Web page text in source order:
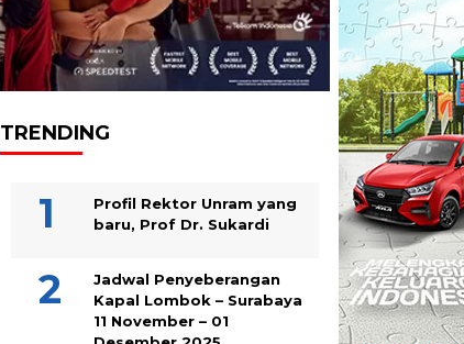
TRENDING
Profil Rektor Unram yang
baru, Prof Dr. Sukardi
Jadwal Penyeberangan
Kapal Lombok – Surabaya
11 November – 01